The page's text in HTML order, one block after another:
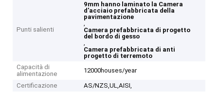
Punti salienti
9mm hanno laminato la Camera
d'acciaio prefabbricata della
pavimentazione
,
Camera prefabbricata di progetto
del bordo di gesso
,
Camera prefabbricata di anti
progetto di terremoto
Capacità di
alimentazione
12000houses/year
Certificazione
AS/NZS,UL,AISI,